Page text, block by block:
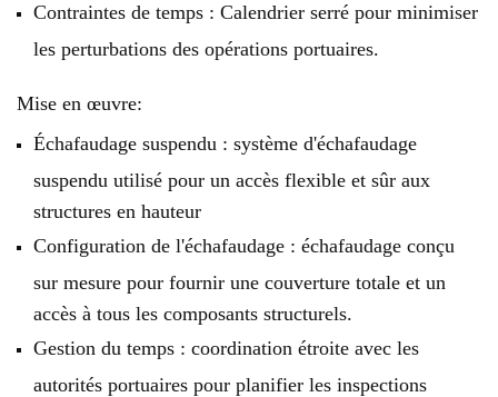
Contraintes de temps : Calendrier serré pour minimiser
les perturbations des opérations portuaires.
Mise en œuvre:
Échafaudage suspendu : système d'échafaudage
suspendu utilisé pour un accès flexible et sûr aux
structures en hauteur
Configuration de l'échafaudage : échafaudage conçu
sur mesure pour fournir une couverture totale et un
accès à tous les composants structurels.
Gestion du temps : coordination étroite avec les
autorités portuaires pour planifier les inspections